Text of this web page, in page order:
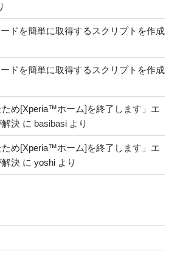
ドを簡単に取得するスクリプトを作成
ドを簡単に取得するスクリプトを作成
ため[Xperia™ホーム]を終了します」エ
解決 に basibasi より
ため[Xperia™ホーム]を終了します」エ
解決 に yoshi より